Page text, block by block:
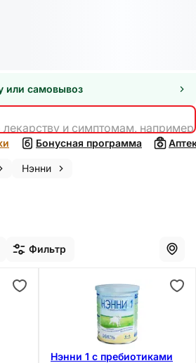
или самовывоз
лекарству и симптомам,
Бонусная программа
Нэнни
Фильтр
Нэнни 1 с пребиотиками